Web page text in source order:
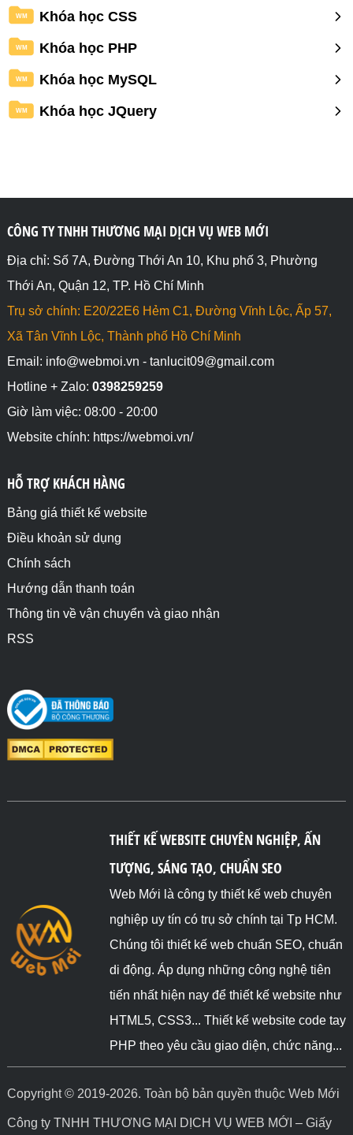
WM Khóa học CSS
WM Khóa học PHP
WM Khóa học MySQL
WM Khóa học JQuery
CÔNG TY TNHH THƯƠNG MẠI DỊCH VỤ WEB MỚI
Địa chỉ: Số 7A, Đường Thới An 10, Khu phố 3, Phường
Thới An, Quận 12, TP. Hồ Chí Minh
Trụ sở chính: E20/22E6 Hẻm C1, Đường Vĩnh Lộc, Ấp 57,
Xã Tân Vĩnh Lộc, Thành phố Hồ Chí Minh
Email: info@webmoi.vn - tanlucit09@gmail.com
Hotline + Zalo: 0398259259
Giờ làm việc: 08:00 - 20:00
Website chính: https://webmoi.vn/
HỖ TRỢ KHÁCH HÀNG
Bảng giá thiết kế website
Điều khoản sử dụng
Chính sách
Hướng dẫn thanh toán
Thông tin về vận chuyển và giao nhận
RSS
THIẾT KẾ WEBSITE CHUYÊN NGHIỆP, ẤN
TƯỢNG, SÁNG TẠO, CHUẨN SEO
Web Mới là công ty thiết kế web chuyên
nghiệp uy tín có trụ sở chính tại Tp HCM.
Chúng tôi thiết kế web chuẩn SEO, chuẩn
di động. Áp dụng những công nghệ tiên
tiến nhất hiện nay để thiết kế website như
HTML5, CSS3... Thiết kế website code tay
PHP theo yêu cầu giao diện, chức năng...
Copyright © 2019-2026. Toàn bộ bản quyền thuộc Web Mới
Công ty TNHH THƯƠNG MẠI DỊCH VỤ WEB MỚI – Giấy